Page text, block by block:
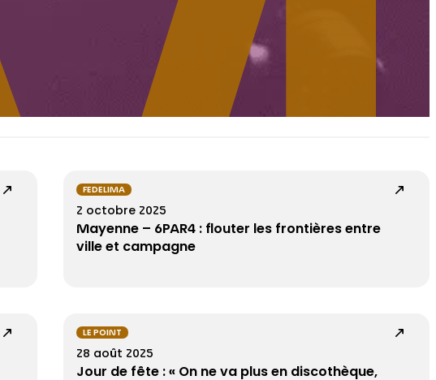
FEDELIMA
2 octobre 2025
Mayenne – 6PAR4 : flouter les frontières entre
ville et campagne
LE POINT
28 août 2025
Jour de fête : « On ne va plus en discothèque,